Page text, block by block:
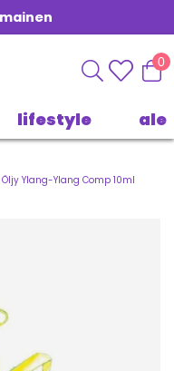
0
lifestyle ale
Ylang-Ylang Comp 10ml